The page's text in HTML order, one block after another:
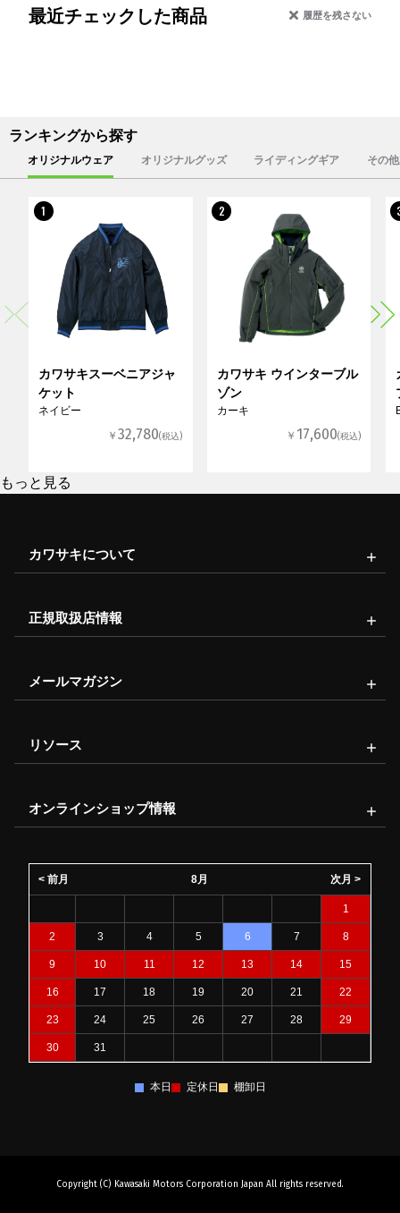
最近チェックした商品 履歴を残さない
ランキングから探す
オリジナルウェア オリジナルグッズ ライディングギア その
1
カワサキスーベニアジャ
ケット
ネイビー
￥32,780(税込)
2
カワサキ ウインターブル
ゾン
カーキ
￥ 17,600(税込)
もっと見る
カワサキについて
正規取扱店情報
メールマガジン
リソース
オンラインショップ情報
8月
< 前月 次月 >
1
2 3 4 5 6 7 8
9 10 11 12 13 14 15
16 17 18 19 20 21 22
23 24 25 26 27 28 29
30 31
本日 定休日 棚卸日
Copyright (C) Kawasaki Motors Corporation Japan All rights reserved.